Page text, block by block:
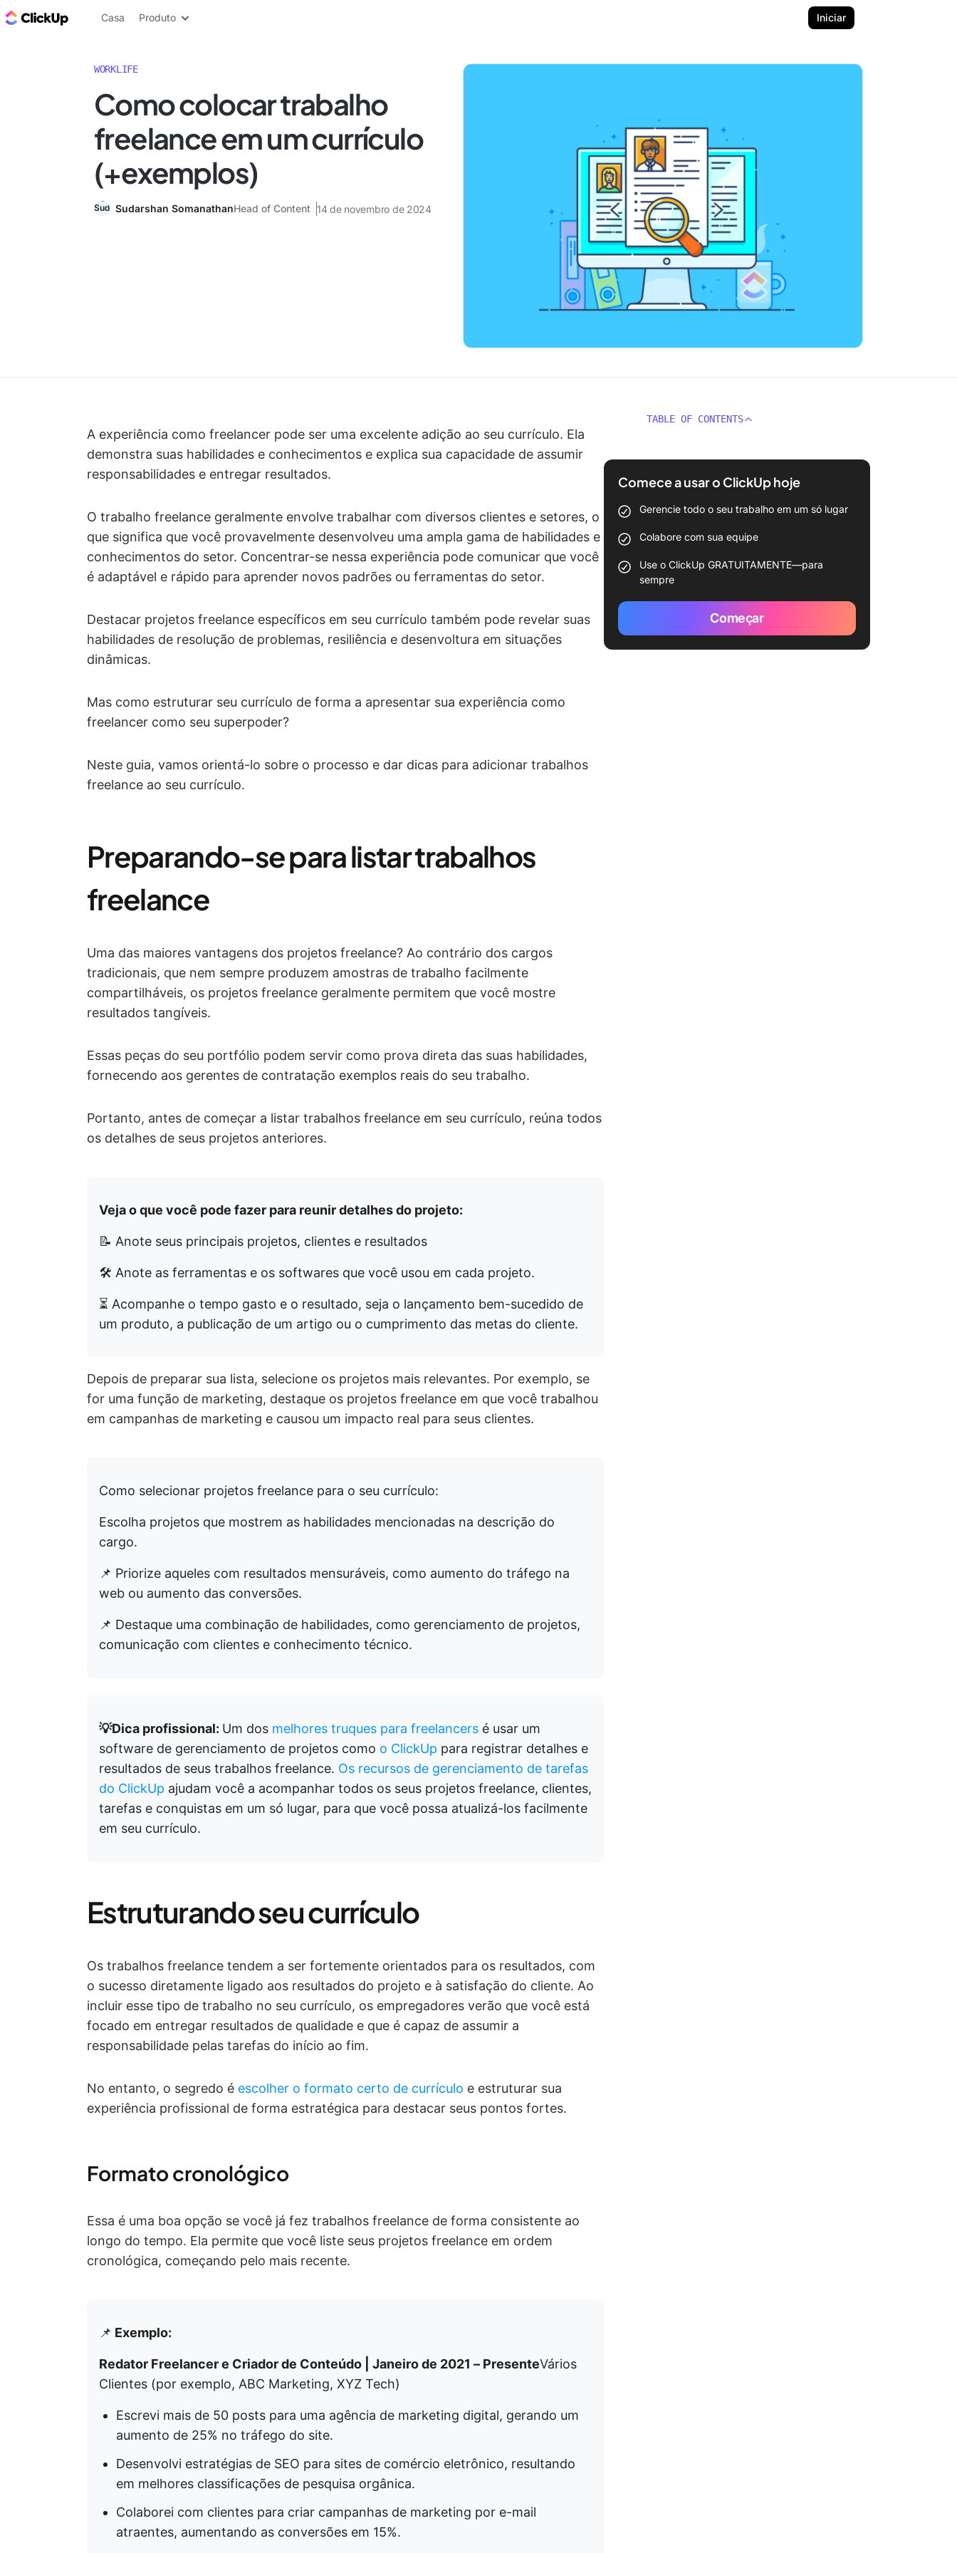
ClickUp Blogue
Casa Produto Iniciar
WORKLIFE
Como colocar trabalho
freelance em um currículo
(+exemplos)
Sudarshan SomanathanHead of Content 14 de novembro de 2024
A experiência como freelancer pode ser uma excelente adição ao seu currículo. Ela
demonstra suas habilidades e conhecimentos e explica sua capacidade de assumir
responsabilidades e entregar resultados.
O trabalho freelance geralmente envolve trabalhar com diversos clientes e setores, o
que significa que você provavelmente desenvolveu uma ampla gama de habilidades e
conhecimentos do setor. Concentrar-se nessa experiência pode comunicar que você
é adaptável e rápido para aprender novos padrões ou ferramentas do setor.
Destacar projetos freelance específicos em seu currículo também pode revelar suas
habilidades de resolução de problemas, resiliência e desenvoltura em situações
dinâmicas.
Mas como estruturar seu currículo de forma a apresentar sua experiência como
freelancer como seu superpoder?
Neste guia, vamos orientá-lo sobre o processo e dar dicas para adicionar trabalhos
freelance ao seu currículo.
Preparando-se para listar trabalhos
freelance
Uma das maiores vantagens dos projetos freelance? Ao contrário dos cargos
tradicionais, que nem sempre produzem amostras de trabalho facilmente
compartilháveis, os projetos freelance geralmente permitem que você mostre
resultados tangíveis.
Essas peças do seu portfólio podem servir como prova direta das suas habilidades,
fornecendo aos gerentes de contratação exemplos reais do seu trabalho.
Portanto, antes de começar a listar trabalhos freelance em seu currículo, reúna todos
os detalhes de seus projetos anteriores.
Veja o que você pode fazer para reunir detalhes do projeto:
📝 Anote seus principais projetos, clientes e resultados
🛠️ Anote as ferramentas e os softwares que você usou em cada projeto.
⏳ Acompanhe o tempo gasto e o resultado, seja o lançamento bem-sucedido de
um produto, a publicação de um artigo ou o cumprimento das metas do cliente.
Depois de preparar sua lista, selecione os projetos mais relevantes. Por exemplo, se
for uma função de marketing, destaque os projetos freelance em que você trabalhou
em campanhas de marketing e causou um impacto real para seus clientes.
Como selecionar projetos freelance para o seu currículo:
Escolha projetos que mostrem as habilidades mencionadas na descrição do
cargo.
📌 Priorize aqueles com resultados mensuráveis, como aumento do tráfego na
web ou aumento das conversões.
📌 Destaque uma combinação de habilidades, como gerenciamento de projetos,
comunicação com clientes e conhecimento técnico.
💡Dica profissional: Um dos melhores truques para freelancers é usar um
software de gerenciamento de projetos como o ClickUp para registrar detalhes e
resultados de seus trabalhos freelance. Os recursos de gerenciamento de tarefas
do ClickUp ajudam você a acompanhar todos os seus projetos freelance, clientes,
tarefas e conquistas em um só lugar, para que você possa atualizá-los facilmente
em seu currículo.
Estruturando seu currículo
Os trabalhos freelance tendem a ser fortemente orientados para os resultados, com
o sucesso diretamente ligado aos resultados do projeto e à satisfação do cliente. Ao
incluir esse tipo de trabalho no seu currículo, os empregadores verão que você está
focado em entregar resultados de qualidade e que é capaz de assumir a
responsabilidade pelas tarefas do início ao fim.
No entanto, o segredo é escolher o formato certo de currículo e estruturar sua
experiência profissional de forma estratégica para destacar seus pontos fortes.
Formato cronológico
Essa é uma boa opção se você já fez trabalhos freelance de forma consistente ao
longo do tempo. Ela permite que você liste seus projetos freelance em ordem
cronológica, começando pelo mais recente.
📌 Exemplo:
Redator Freelancer e Criador de Conteúdo | Janeiro de 2021 – PresenteVários
Clientes (por exemplo, ABC Marketing, XYZ Tech)
Escrevi mais de 50 posts para uma agência de marketing digital, gerando um
aumento de 25% no tráfego do site.
Desenvolvi estratégias de SEO para sites de comércio eletrônico, resultando
em melhores classificações de pesquisa orgânica.
Colaborei com clientes para criar campanhas de marketing por e-mail
atraentes, aumentando as conversões em 15%.
TABLE OF CONTENTS
Comece a usar o ClickUp hoje
Gerencie todo o seu trabalho em um só lugar
Colabore com sua equipe
Use o ClickUp GRATUITAMENTE—para
sempre
Começar